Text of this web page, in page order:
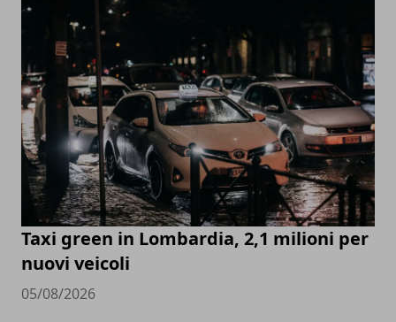
Taxi green in Lombardia, 2,1 milioni per
nuovi veicoli
05/08/2026